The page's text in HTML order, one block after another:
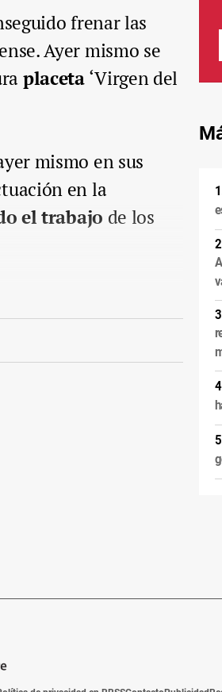
frenar las
Ayer mismo se
placeta‘Virgen del
mismo en sus
en la
el trabajo de los